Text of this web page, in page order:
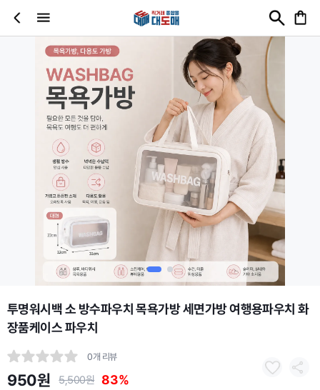
투명워시백 소 방수파우치 목욕가방 세면가방 여행용파우치 화
장품케이스 파우치
0개 리뷰
950원 5,500원 83%